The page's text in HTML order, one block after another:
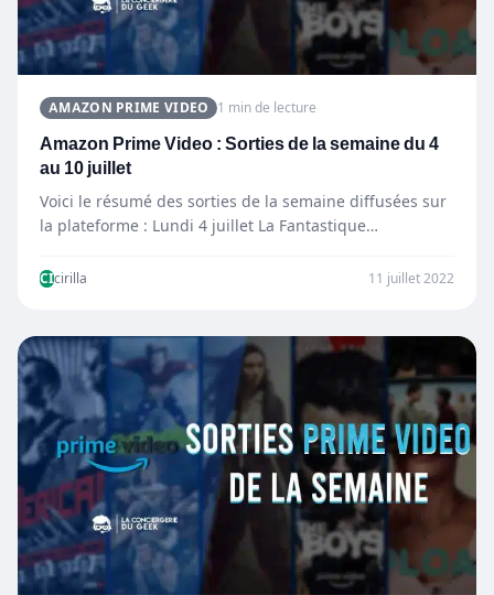
AMAZON PRIME VIDEO 1 min de lecture
Amazon Prime Video : Sorties de la semaine du 4
au 10 juillet
Voici le résumé des sorties de la semaine diffusées sur
la plateforme : Lundi 4 juillet La Fantastique…
CIcirilla 11 juillet 2022